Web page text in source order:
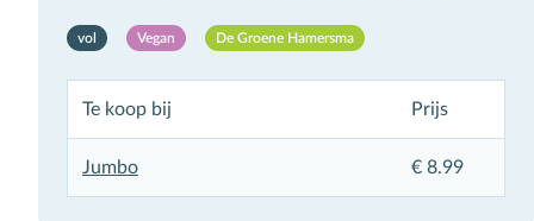
vol Vegan De Groene Hamersma
Te koop bij Prijs
Jumbo € 8.99
Inschrijven